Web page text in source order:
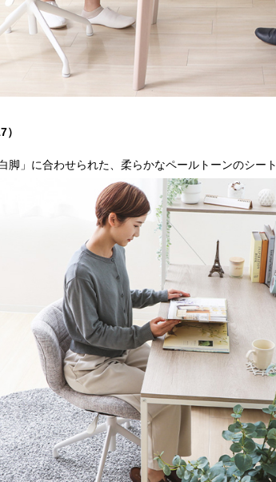
）
脚」に合わせられた、柔らかなペールトーンのシート